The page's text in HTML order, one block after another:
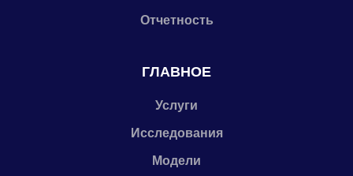
Отчетность
ГЛАВНОЕ
Услуги
Исследования
Модели